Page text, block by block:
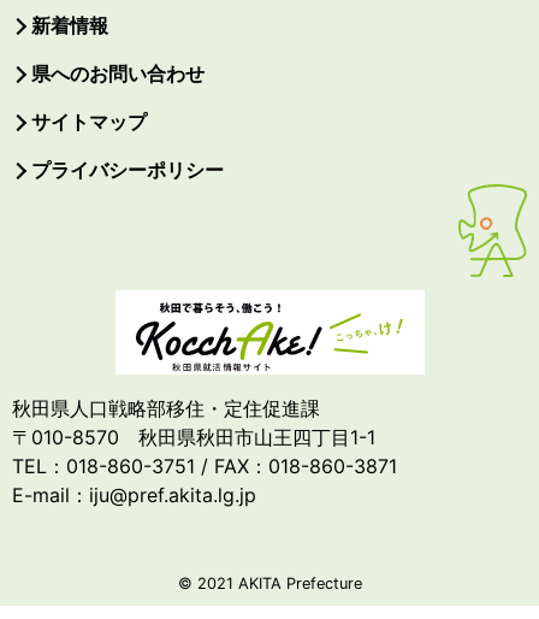
新着情報
県へのお問い合わせ
サイトマップ
プライバシーポリシー
秋田県人口戦略部移住・定住促進課
〒010-8570 秋田県秋田市山王四丁目1-1
TEL：018-860-3751 / FAX：018-860-3871
E-mail：iju@pref.akita.lg.jp
© 2021 AKITA Prefecture